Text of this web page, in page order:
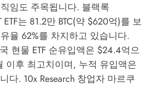
임도 주목됩니다. 블랙록
ETF는 81.2만 BTC(약 $620억)를 보
율 62%를 차지하고 있습니다.
현물 ETF 순유입액은 $24.4억으
이후 최고치이며, 누적 유입액은
다. 10x Research 창업자 마르쿠